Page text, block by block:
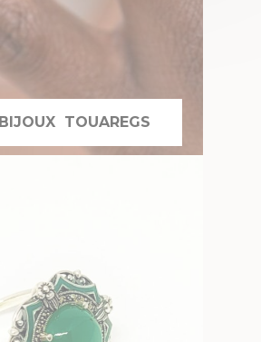
BIJOUX TOUAREGS